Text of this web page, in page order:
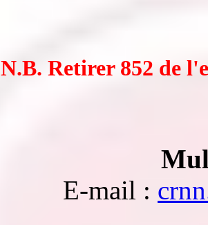
N.B. Retirer 852 de
E-mail :